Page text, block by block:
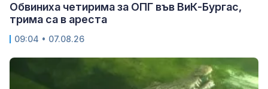
Обвиниха четирима за ОПГ във ВиК-Бургас,
трима са в ареста
09:04 • 07.08.26